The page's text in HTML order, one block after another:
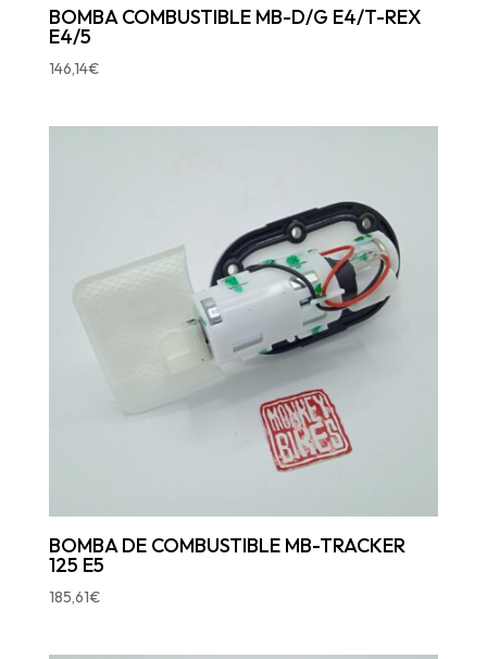
BOMBA COMBUSTIBLE MB-D/G E4/T-REX
E4/5
146,14€
BOMBA DE COMBUSTIBLE MB-TRACKER
125 E5
185,61€